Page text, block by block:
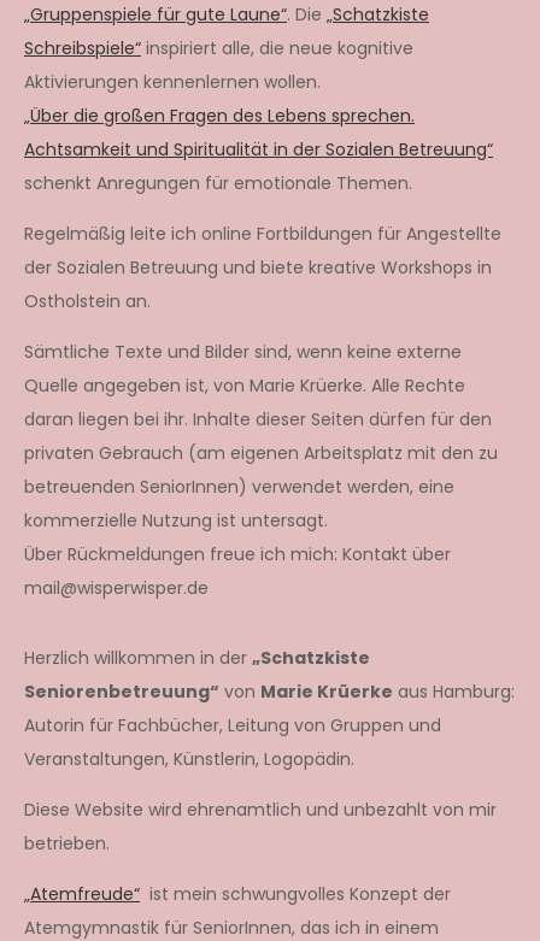
„Gruppenspiele für gute Laune“. Die „Schatzkiste
Schreibspiele“ inspiriert alle, die neue kognitive
Aktivierungen kennenlernen wollen.
„Über die großen Fragen des Lebens sprechen.
Achtsamkeit und Spiritualität in der Sozialen Betreuung“
schenkt Anregungen für emotionale Themen.
Regelmäßig leite ich online Fortbildungen für Angestellte
der Sozialen Betreuung und biete kreative Workshops in
Ostholstein an.
Sämtliche Texte und Bilder sind, wenn keine externe
Quelle angegeben ist, von Marie Krüerke. Alle Rechte
daran liegen bei ihr. Inhalte dieser Seiten dürfen für den
privaten Gebrauch (am eigenen Arbeitsplatz mit den zu
betreuenden SeniorInnen) verwendet werden, eine
kommerzielle Nutzung ist untersagt.
Über Rückmeldungen freue ich mich: Kontakt über
mail@wisperwisper.de
Herzlich willkommen in der „Schatzkiste
Seniorenbetreuung“ von Marie Krüerke aus Hamburg:
Autorin für Fachbücher, Leitung von Gruppen und
Veranstaltungen, Künstlerin, Logopädin.
Diese Website wird ehrenamtlich und unbezahlt von mir
betrieben.
„Atemfreude“ ist mein schwungvolles Konzept der
Atemgymnastik für SeniorInnen, das ich in einem